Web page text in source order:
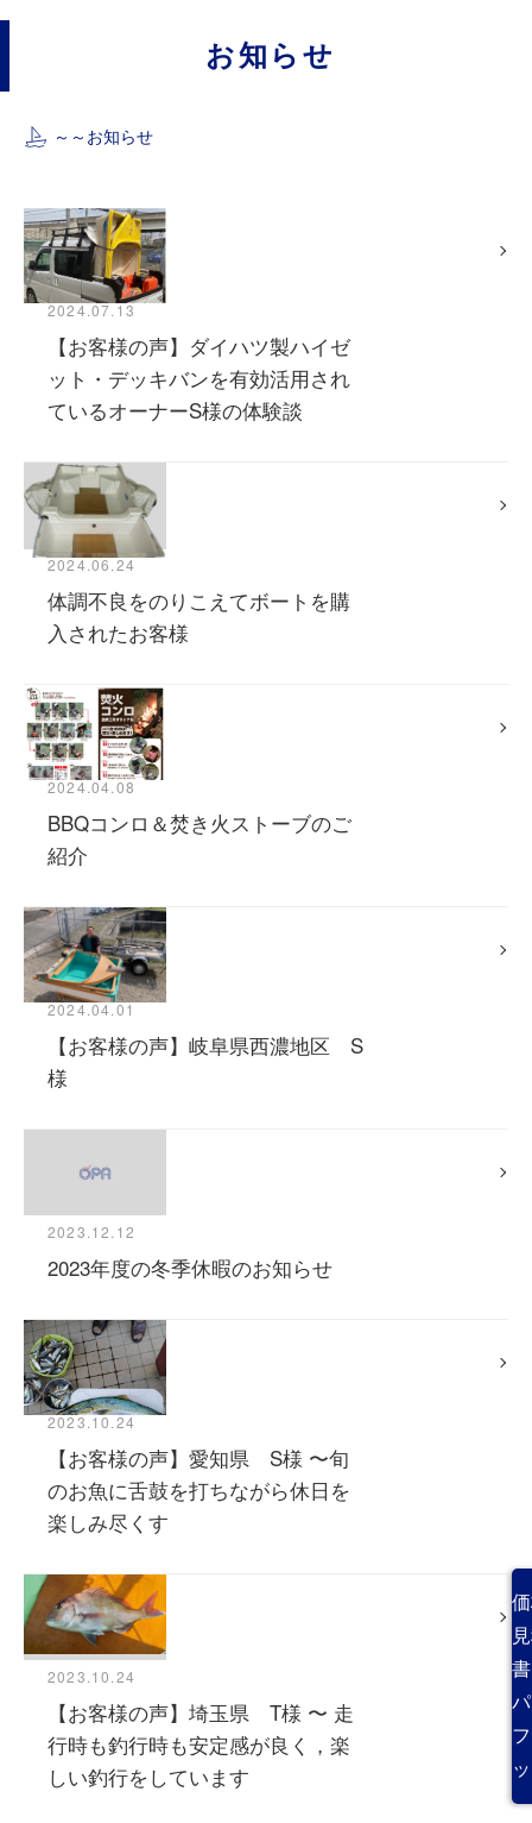
お知らせ
～～ お知らせ
2024.07.13
【お客様の声】ダイハツ製ハイゼ
ット・デッキバンを有効活用され
ているオーナーS様の体験談
2024.06.24
体調不良をのりこえてボートを購
入されたお客様
2024.04.08
BBQコンロ＆焚き火ストーブのご
紹介
2024.04.01
【お客様の声】岐阜県西濃地区 S
様
2023.12.12
2023年度の冬季休暇のお知らせ
2023.10.24
【お客様の声】愛知県 S様 〜旬
のお魚に舌鼓を打ちながら休日を
楽しみ尽くす
2023.10.24
【お客様の声】埼玉県 T様 〜 走
行時も釣行時も安定感が良く，楽
しい釣行をしています